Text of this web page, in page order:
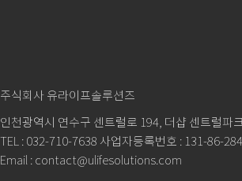
주식회사 유라이프솔루션즈
인천광역시 연수구 센트럴로 194, 더샵 센트럴파
TEL : 032-710-7638 사업자등록번호 : 131-86-
Email : contact@ulifesolutions.com